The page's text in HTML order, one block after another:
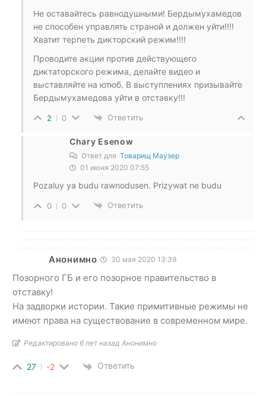
Не оставайтесь равнодушными! Бердымухамедов
не способен управлять страной и должен уйти!!!!
Хватит терпеть дикторский режим!!!!
Проводите акции против действующего
диктаторского режима, делайте видео и
выставляйте на ютюб. В выступлениях призывайте
Бердымухамедова уйти в отставку!!!
2 0 Ответить
Chary Esenow
Ответ для Товарищ Маузер
01 июня 2020 07:55
Pozaluy ya budu rawnodusen. Prizywat ne budu
0 0 Ответить
Анонимно 30 мая 2020 13:39
Позорного ГБ и его позорное правительство в
отставку!
На задворки истории. Такие примитивные режимы не
имеют права на существование в современном мире.
Редактировано 6 лет назад Анонимно
27 -2 Ответить